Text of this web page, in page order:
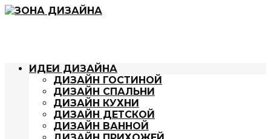
ИДЕИ ДИЗАЙНА
ДИЗАЙН ГОСТИНОЙ
ДИЗАЙН СПАЛЬНИ
ДИЗАЙН КУХНИ
ДИЗАЙН ДЕТСКОЙ
ДИЗАЙН ВАННОЙ